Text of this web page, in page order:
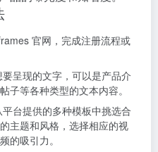
官网，完成注册流程或
要呈现的文字，可以是产品介
子等各种类型的文本内容。
平台提供的多种模板中挑选合
主题和风格，选择相应的视
的吸引力。